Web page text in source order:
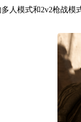
人模式和2v2枪战模